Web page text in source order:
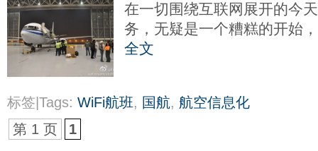
在一切围绕互联网展开的今
务，无疑是一个糟糕的开始
全文
标签|Tags: WiFi航班, 国航, 航空信息化
第 1 页
1